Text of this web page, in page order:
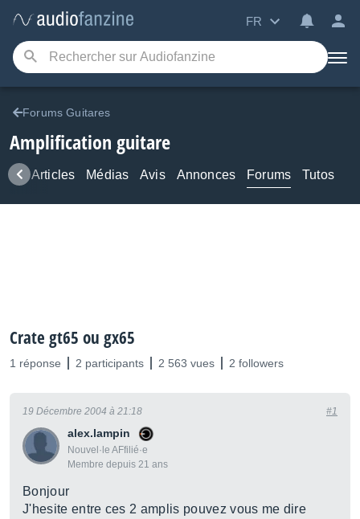
FR
Forums Guitares
Amplification guitare
Articles Médias Avis Annonces Forums Tutos
Crate gt65 ou gx65
1 réponse 2 participants 2 563 vues 2 followers
alex.lampin
Nouvel·le AFfilié·e
Membre depuis 21 ans
19 Décembre 2004 à 21:18 #1
Bonjour
J'hesite entre ces 2 amplis pouvez vous me dire